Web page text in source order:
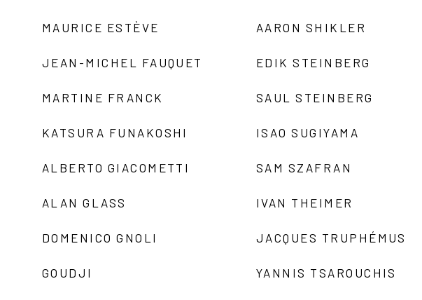
MAURICE ESTÈVE
JEAN-MICHEL FAUQUET
MARTINE FRANCK
KATSURA FUNAKOSHI
ALBERTO GIACOMETTI
ALAN GLASS
DOMENICO GNOLI
GOUDJI
AARON SHIKLER
EDIK STEINBERG
SAUL STEINBERG
ISAO SUGIYAMA
SAM SZAFRAN
IVAN THEIMER
JACQUES TRUPHÉMUS
YANNIS TSAROUCHIS